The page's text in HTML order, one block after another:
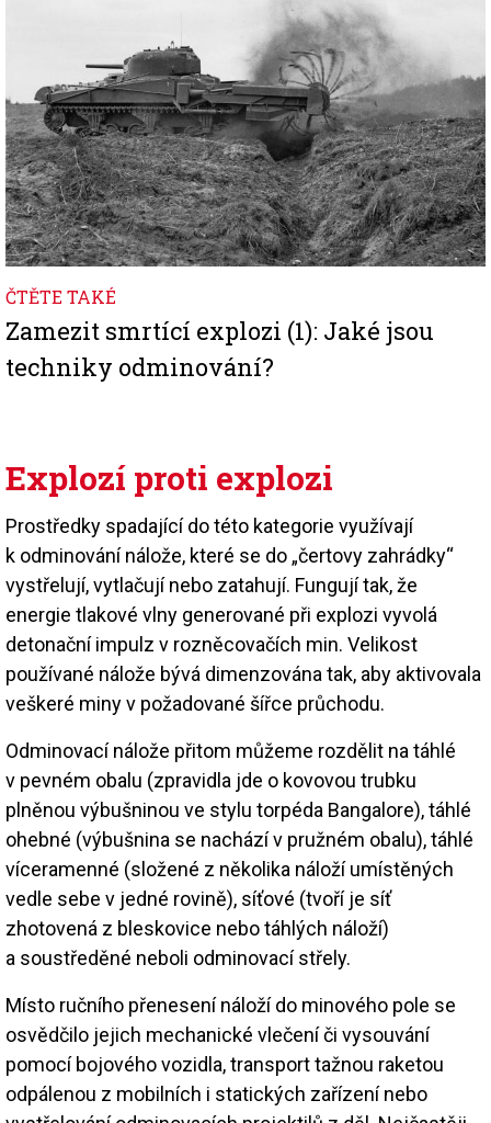
ČTĚTE TAKÉ
Zamezit smrtící explozi (1): Jaké jsou
techniky odminování?
Explozí proti explozi
Prostředky spadající do této kategorie využívají
k odminování nálože, které se do „čertovy zahrádky“
vystřelují, vytlačují nebo zatahují. Fungují tak, že
energie tlakové vlny generované při explozi vyvolá
detonační impulz v rozněcovačích min. Velikost
používané nálože bývá dimenzována tak, aby aktivovala
veškeré miny v požadované šířce průchodu.
Odminovací nálože přitom můžeme rozdělit na táhlé
v pevném obalu (zpravidla jde o kovovou trubku
plněnou výbušninou ve stylu torpéda Bangalore), táhlé
ohebné (výbušnina se nachází v pružném obalu), táhlé
víceramenné (složené z několika náloží umístěných
vedle sebe v jedné rovině), síťové (tvoří je síť
zhotovená z bleskovice nebo táhlých náloží)
a soustředěné neboli odminovací střely.
Místo ručního přenesení náloží do minového pole se
osvědčilo jejich mechanické vlečení či vysouvání
pomocí bojového vozidla, transport tažnou raketou
odpálenou z mobilních i statických zařízení nebo